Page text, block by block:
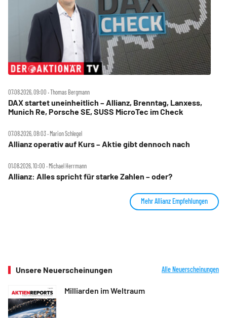
07.08.2026, 09:00 ‧ Thomas Bergmann
DAX startet uneinheitlich – Allianz, Brenntag, Lanxess,
Munich Re, Porsche SE, SUSS MicroTec im Check
07.08.2026, 08:03 ‧ Marion Schlegel
Allianz operativ auf Kurs – Aktie gibt dennoch nach
01.08.2026, 10:00 ‧ Michael Herrmann
Allianz: Alles spricht für starke Zahlen – oder?
Mehr Allianz Empfehlungen
Unsere Neuerscheinungen Alle Neuerscheinungen
Milliarden im Weltraum